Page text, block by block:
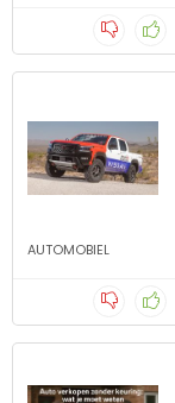
AUTOMOBIEL